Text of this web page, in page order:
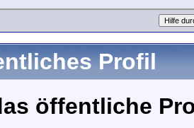
Profil
öffentliche